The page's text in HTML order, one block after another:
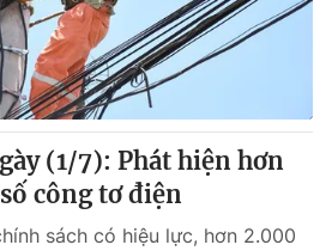
(1/7): Phát hiện hơn
công tơ điện
sách có hiệu lực, hơn 2.000